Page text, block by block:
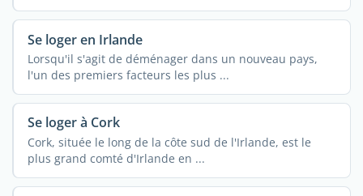
Se loger en Irlande
Lorsqu'il s'agit de déménager dans un nouveau pays,
l'un des premiers facteurs les plus ...
Se loger à Cork
Cork, située le long de la côte sud de l'Irlande, est le
plus grand comté d'Irlande en ...